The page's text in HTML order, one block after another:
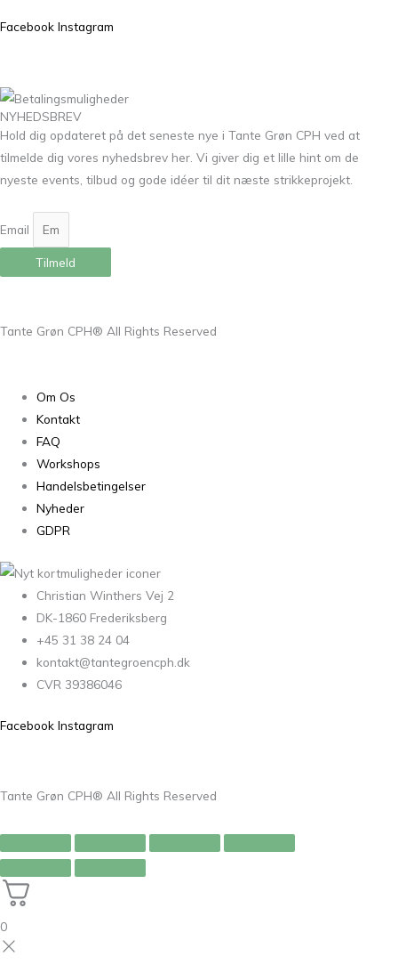
Facebook Instagram
NYHEDSBREV
Hold dig opdateret på det seneste nye i Tante Grøn CPH ved at
tilmelde dig vores nyhedsbrev her. Vi giver dig et lille hint om de
nyeste events, tilbud og gode idéer til dit næste strikkeprojekt.
Email
Tilmeld
Tante Grøn CPH® All Rights Reserved
Om Os
Kontakt
FAQ
Workshops
Handelsbetingelser
Nyheder
GDPR
Christian Winthers Vej 2
DK-1860 Frederiksberg
+45 31 38 24 04
kontakt@tantegroencph.dk
CVR 39386046
Facebook Instagram
Tante Grøn CPH® All Rights Reserved
0